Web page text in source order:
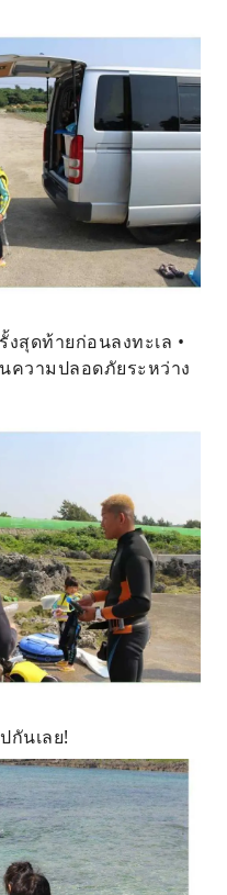
งสุดท้ายก่อนลงทะเล •
ความปลอดภัยระหว่าง
กันเลย!